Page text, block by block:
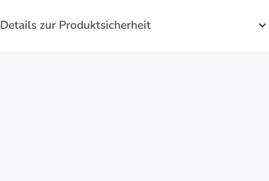
Details zur Produktsicherheit